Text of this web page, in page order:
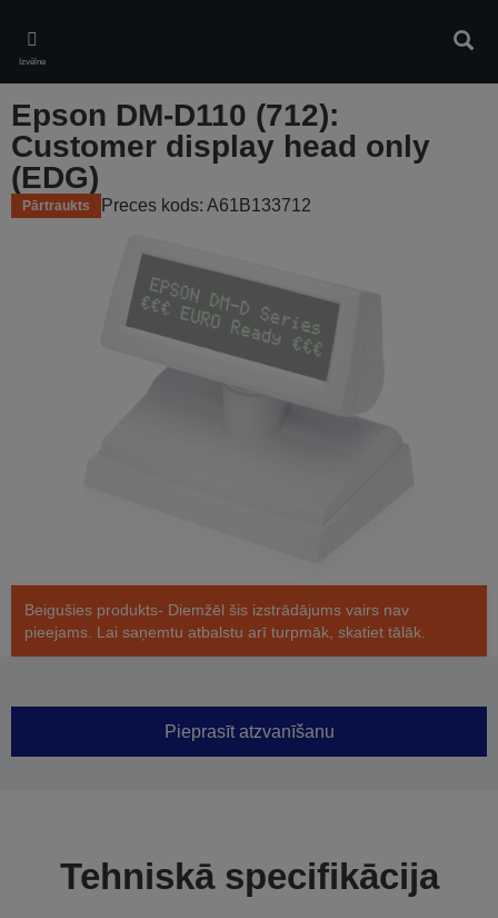
main
content
Izvēlne
Epson DM-D110 (712):
Customer display head only
(EDG)
Pārtraukts Preces kods: A61B133712
Beigušies produkts- Diemžēl šis izstrādājums vairs nav
pieejams. Lai saņemtu atbalstu arī turpmāk, skatiet tālāk.
Pieprasīt atzvanīšanu
Tehniskā specifikācija